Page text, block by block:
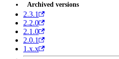
Archived versions
2.3.1
2.2.0
2.1.0
2.0.1
1.x.x